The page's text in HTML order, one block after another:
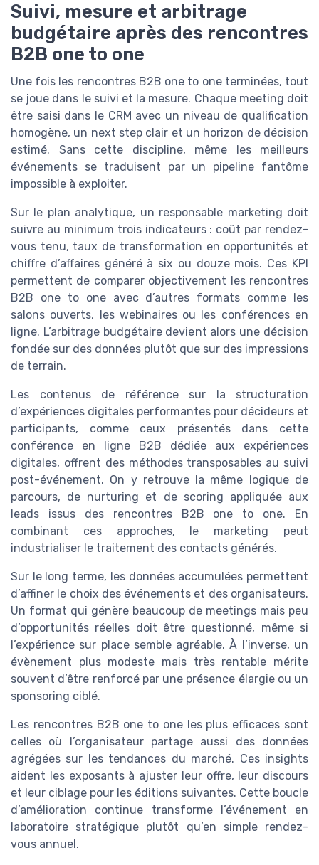
Suivi, mesure et arbitrage
budgétaire après des rencontres
B2B one to one
Une fois les rencontres B2B one to one terminées, tout
se joue dans le suivi et la mesure. Chaque meeting doit
être saisi dans le CRM avec un niveau de qualification
homogène, un next step clair et un horizon de décision
estimé. Sans cette discipline, même les meilleurs
événements se traduisent par un pipeline fantôme
impossible à exploiter.
Sur le plan analytique, un responsable marketing doit
suivre au minimum trois indicateurs : coût par rendez-
vous tenu, taux de transformation en opportunités et
chiffre d’affaires généré à six ou douze mois. Ces KPI
permettent de comparer objectivement les rencontres
B2B one to one avec d’autres formats comme les
salons ouverts, les webinaires ou les conférences en
ligne. L’arbitrage budgétaire devient alors une décision
fondée sur des données plutôt que sur des impressions
de terrain.
Les contenus de référence sur la structuration
d’expériences digitales performantes pour décideurs et
participants, comme ceux présentés dans cette
conférence en ligne B2B dédiée aux expériences
digitales, offrent des méthodes transposables au suivi
post-événement. On y retrouve la même logique de
parcours, de nurturing et de scoring appliquée aux
leads issus des rencontres B2B one to one. En
combinant ces approches, le marketing peut
industrialiser le traitement des contacts générés.
Sur le long terme, les données accumulées permettent
d’affiner le choix des événements et des organisateurs.
Un format qui génère beaucoup de meetings mais peu
d’opportunités réelles doit être questionné, même si
l’expérience sur place semble agréable. À l’inverse, un
évènement plus modeste mais très rentable mérite
souvent d’être renforcé par une présence élargie ou un
sponsoring ciblé.
Les rencontres B2B one to one les plus efficaces sont
celles où l’organisateur partage aussi des données
agrégées sur les tendances du marché. Ces insights
aident les exposants à ajuster leur offre, leur discours
et leur ciblage pour les éditions suivantes. Cette boucle
d’amélioration continue transforme l’événement en
laboratoire stratégique plutôt qu’en simple rendez-
vous annuel.